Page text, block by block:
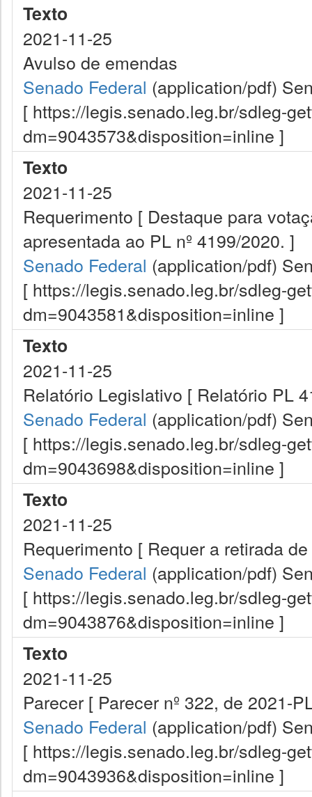
Texto
2021-11-25
Avulso de emendas
Senado Federal (application/pdf)
[ https://legis.senado.leg.br/sdleg-
dm=9043573&disposition=inline ]
Texto
2021-11-25
Requerimento [ Destaque para
apresentada ao PL nº 4199/2020. ]
Senado Federal (application/pdf)
[ https://legis.senado.leg.br/sdleg-
dm=9043581&disposition=inline ]
Texto
2021-11-25
Relatório Legislativo [ Relatório PL
Senado Federal (application/pdf)
[ https://legis.senado.leg.br/sdleg-
dm=9043698&disposition=inline ]
Texto
2021-11-25
Requerimento [ Requer a retirada
Senado Federal (application/pdf)
[ https://legis.senado.leg.br/sdleg-
dm=9043876&disposition=inline ]
Texto
2021-11-25
Parecer [ Parecer nº 322, de 2021-
Senado Federal (application/pdf)
[ https://legis.senado.leg.br/sdleg-
dm=9043936&disposition=inline ]